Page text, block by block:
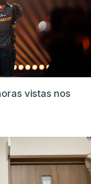
vistas nos